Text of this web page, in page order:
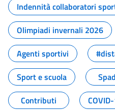
Indennità collaboratori
Olimpiadi invernali 2026
Agenti sportivi
Sport e scuola
Contributi